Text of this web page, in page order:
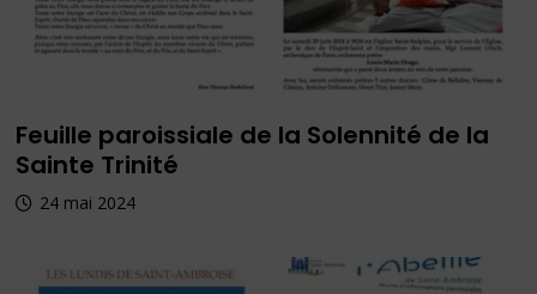
Feuille paroissiale de la Solennité de la
Sainte Trinité
24 mai 2024